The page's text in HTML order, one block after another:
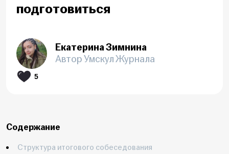
подготовиться
Екатерина Зимнина
Автор Умскул Журнала
5
Содержание
Структура итогового собеседования